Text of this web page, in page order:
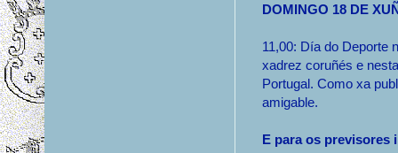
DOMINGO 18 DE
11,00: Día do Deporte
xadrez coruñés e
Portugal. Como xa
amigable.
E para os previsores